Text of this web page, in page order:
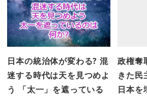
日本の統治体が変わる? 混
迷する時代は天を見つめよ
う 「太一」を遮っている
政権奪
きた民
日本を